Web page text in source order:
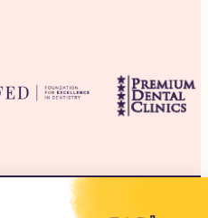
d’Hygiène Dentaire